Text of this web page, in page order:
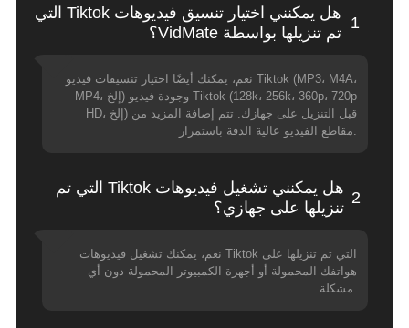
هل يمكنني اختيار تنسيق فيديوهات Tiktok التي
تم تنزيلها بواسطة VidMate؟
1
نعم، يمكنك أيضًا اختيار تنسيقات فيديو Tiktok (MP3، M4A،
MP4، إلخ) وجودة فيديو Tiktok (128k، 256k، 360p، 720p
HD، إلخ) قبل التنزيل على جهازك. تتم إضافة المزيد من
مقاطع الفيديو عالية الدقة باستمرار.
هل يمكنني تشغيل فيديوهات Tiktok التي تم
تنزيلها على جهازي؟
2
نعم، يمكنك تشغيل فيديوهات Tiktok التي تم تنزيلها على
هواتفك المحمولة أو أجهزة الكمبيوتر المحمولة دون أي
مشكلة.